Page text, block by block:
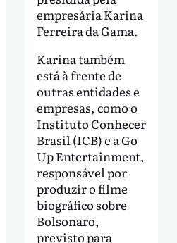
empresária Karina
Ferreira da Gama.
Karina também
está à frente de
outras entidades e
empresas, como o
Instituto Conhecer
Brasil (ICB) e a Go
Up Entertainment,
responsável por
produzir o filme
biográfico sobre
Bolsonaro,
previsto para